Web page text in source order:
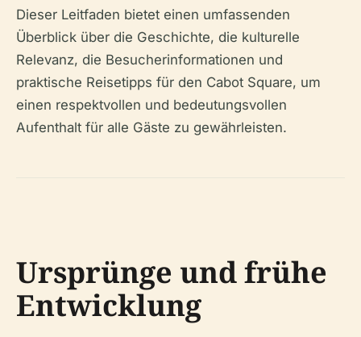
Dieser Leitfaden bietet einen umfassenden
Überblick über die Geschichte, die kulturelle
Relevanz, die Besucherinformationen und
praktische Reisetipps für den Cabot Square, um
einen respektvollen und bedeutungsvollen
Aufenthalt für alle Gäste zu gewährleisten.
Ursprünge und frühe
Entwicklung